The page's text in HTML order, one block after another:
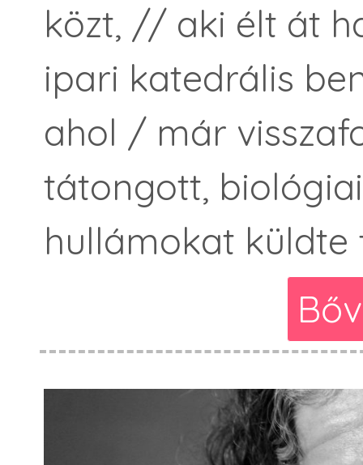
közt, // aki élt át
ipari katedrális
ahol / már
tátongott,
hullámokat küldte